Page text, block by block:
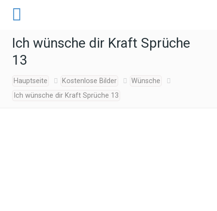
Ich wünsche dir Kraft Sprüche
13
Hauptseite Kostenlose Bilder
Wünsche
Ich wünsche dir Kraft Sprüche 13